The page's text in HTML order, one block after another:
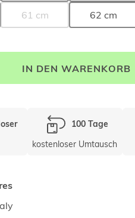
61 cm 62 cm
IN DEN WARENKORB
100 Tage
kostenloser Umtausch